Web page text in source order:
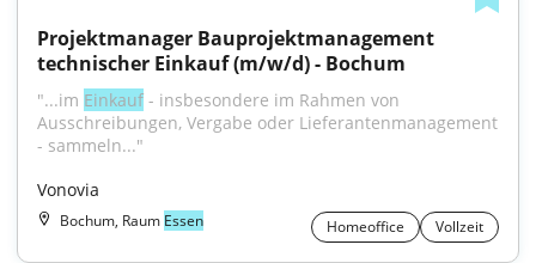
Projektmanager Bauprojektmanagement
technischer Einkauf (m/w/d) - Bochum
"...im Einkauf - insbesondere im Rahmen von
Ausschreibungen, Vergabe oder Lieferantenmanagement
- sammeln..."
Vonovia
Bochum, Raum Essen Homeoffice Vollzeit